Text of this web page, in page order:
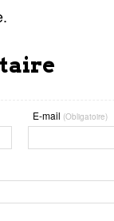
E-mail (Obligatoire)